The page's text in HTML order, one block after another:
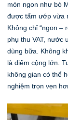
món ngon như bò
được tẩm ướp vừa
Không chỉ “ngon –
phụ thu VAT, nước
dùng bữa. Không
là điểm cộng lớn.
không gian có thể
nghiệm trọn vẹn